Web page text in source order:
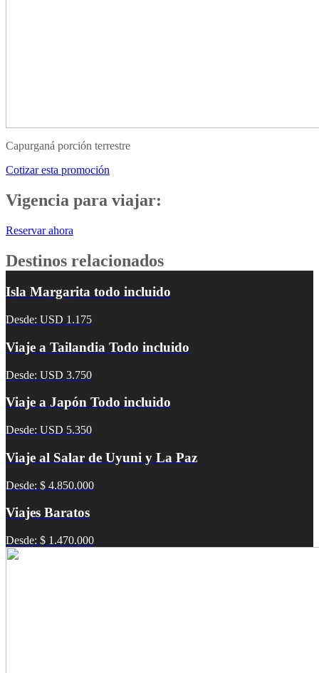
Capurganá porción terrestre
Cotizar esta promoción
Vigencia para viajar:
Reservar ahora
Destinos relacionados
Isla Margarita todo incluido
Desde: USD 1.175
Viaje a Tailandia Todo incluido
Desde: USD 3.750
Viaje a Japón Todo incluido
Desde: USD 5.350
Viaje al Salar de Uyuni y La Paz
Desde: $ 4.850.000
Viajes Baratos
Desde: $ 1.470.000